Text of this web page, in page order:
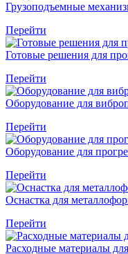
Грузоподъемные
Перейти
Готовые решения для
Перейти
Оборудование для
Перейти
Оборудование для
Перейти
Оснастка для
Перейти
Расходные материалы